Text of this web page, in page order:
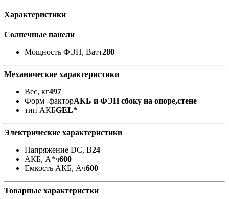
Характеристики
Солнечные панели
Мощность ФЭП, Ватт280
Механические характеристики
Вес, кг497
Форм -факторАКБ и ФЭП сбоку на опоре,стене
тип АКБGEL*
Электрические характеристики
Напряжение DC, В24
АКБ, А*ч600
Емкость АКБ, Ач600
Товарные характеристки